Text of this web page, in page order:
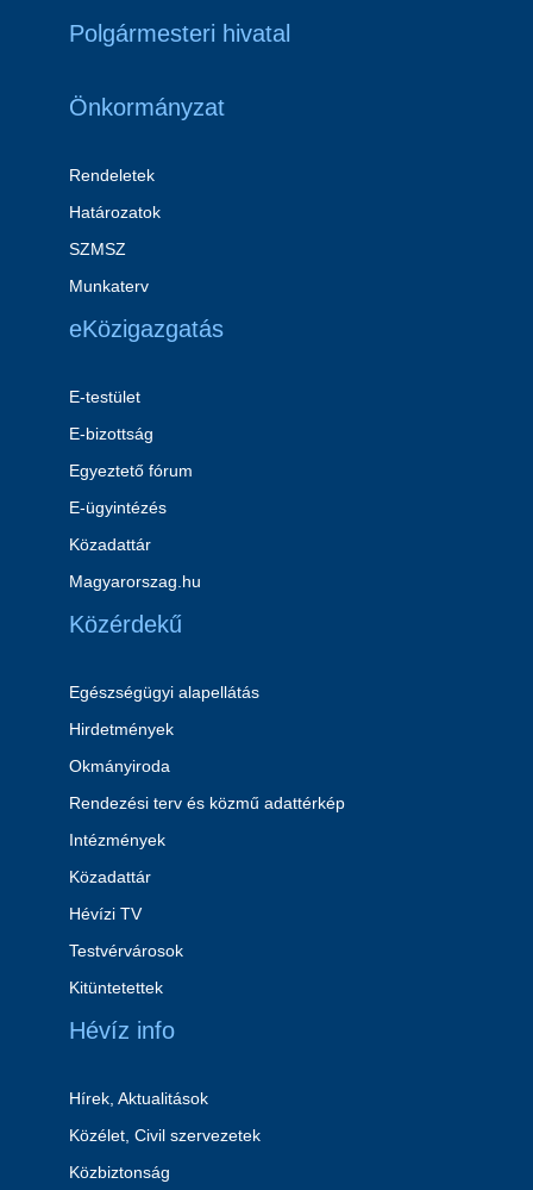
Polgármesteri hivatal
Önkormányzat
Rendeletek
Határozatok
SZMSZ
Munkaterv
eKözigazgatás
E-testület
E-bizottság
Egyeztető fórum
E-ügyintézés
Közadattár
Magyarorszag.hu
Közérdekű
Egészségügyi alapellátás
Hirdetmények
Okmányiroda
Rendezési terv és közmű adattérkép
Intézmények
Közadattár
Hévízi TV
Testvérvárosok
Kitüntetettek
Hévíz info
Hírek, Aktualitások
Közélet, Civil szervezetek
Közbiztonság